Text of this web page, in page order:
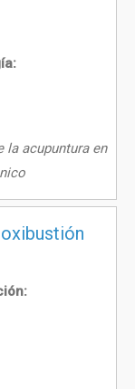
la acupuntura en